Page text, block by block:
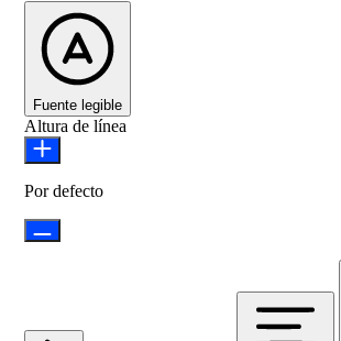
Fuente legible
Altura de línea
Por defecto